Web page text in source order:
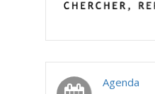
Agenda